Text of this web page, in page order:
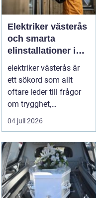
Elektriker västerås
och smarta
elinstallationer i
vardagen
elektriker västerås är
ett sökord som allt
oftare leder till frågor
om trygghet,
energioptimering oc...
04 juli 2026